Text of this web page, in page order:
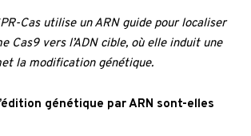
Cas utilise un ARN guide pour localiser
Cas9 vers l’ADN cible, où elle induit une
la modification génétique.
génétique par ARN sont-elles